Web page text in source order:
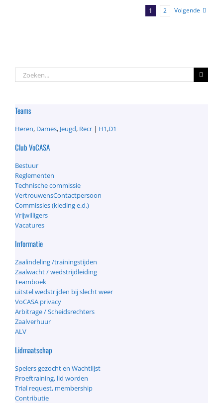
1 2 Volgende
Zoeken
naar:
Teams
Heren, Dames, Jeugd, Recr | H1,D1
Club VoCASA
Bestuur
Reglementen
Technische commissie
VertrouwensContactpersoon
Commissies (kleding e.d.)
Vrijwilligers
Vacatures
Informatie
Zaalindeling /trainingstijden
Zaalwacht / wedstrijdleiding
Teamboek
uitstel wedstrijden bij slecht weer
VoCASA privacy
Arbitrage / Scheidsrechters
Zaalverhuur
ALV
Lidmaatschap
Spelers gezocht en Wachtlijst
Proeftraining, lid worden
Trial request, membership
Contributie